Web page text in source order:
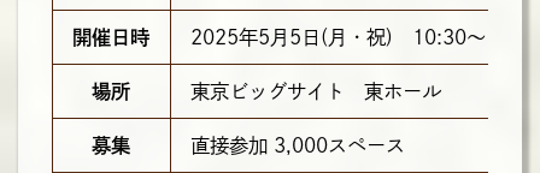
開催日時 2025年5月5日(月・祝) 10:30～15:30
場所 東京ビッグサイト 東ホール
募集 直接参加 3,000スペース